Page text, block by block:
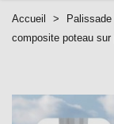
Accueil >
composite poteau